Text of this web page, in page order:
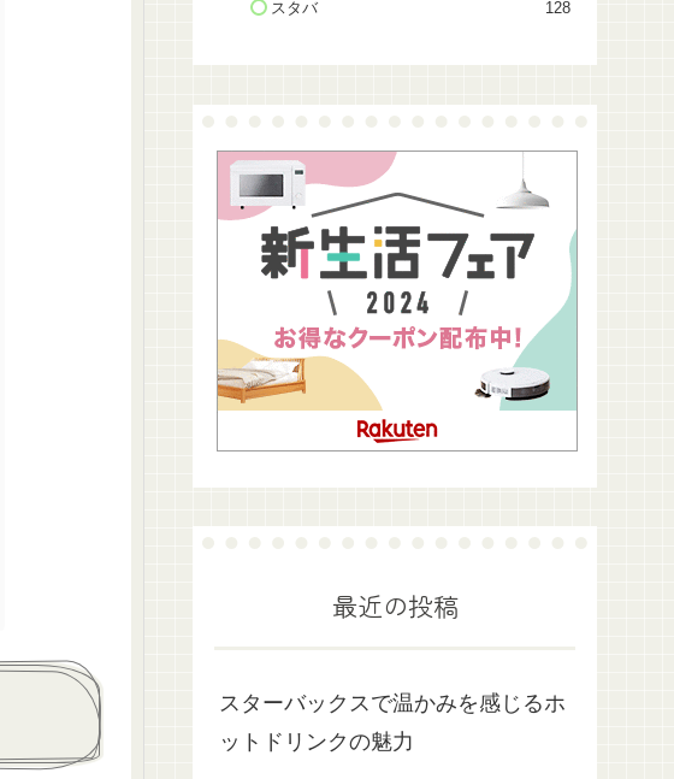
スタバ 128
最近の投稿
スターバックスで温かみを感じるホ
ットドリンクの魅力